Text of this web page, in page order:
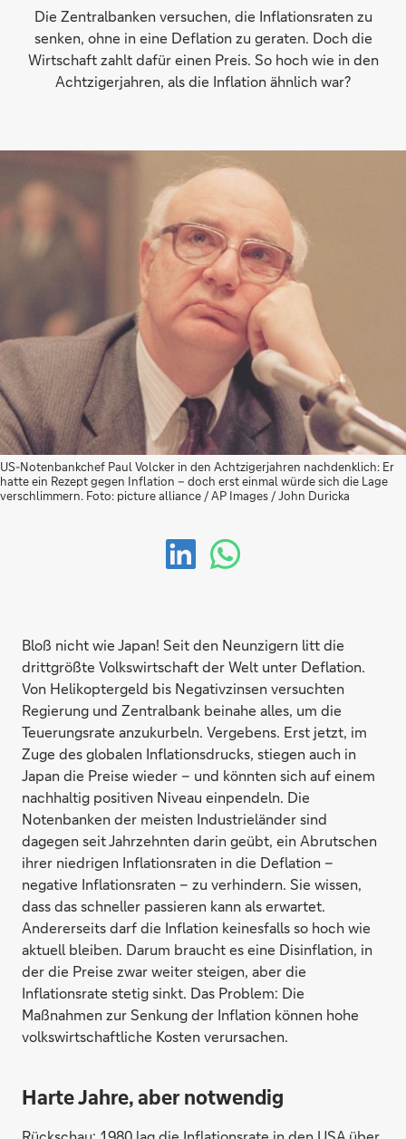
Die Zentralbanken versuchen, die Inflationsraten zu
senken, ohne in eine Deflation zu geraten. Doch die
Wirtschaft zahlt dafür einen Preis. So hoch wie in den
Achtzigerjahren, als die Inflation ähnlich war?
US-Notenbankchef Paul Volcker in den Achtzigerjahren nachdenklich: Er
hatte ein Rezept gegen Inflation – doch erst einmal würde sich die Lage
verschlimmern. Foto: picture alliance / AP Images / John Duricka
Bloß nicht wie Japan! Seit den Neunzigern litt die
drittgrößte Volkswirtschaft der Welt unter Deflation.
Von Helikoptergeld bis Negativzinsen versuchten
Regierung und Zentralbank beinahe alles, um die
Teuerungsrate anzukurbeln. Vergebens. Erst jetzt, im
Zuge des globalen Inflationsdrucks, stiegen auch in
Japan die Preise wieder – und könnten sich auf einem
nachhaltig positiven Niveau einpendeln. Die
Notenbanken der meisten Industrieländer sind
dagegen seit Jahrzehnten darin geübt, ein Abrutschen
ihrer niedrigen Inflationsraten in die Deflation –
negative Inflationsraten – zu verhindern. Sie wissen,
dass das schneller passieren kann als erwartet.
Andererseits darf die Inflation keinesfalls so hoch wie
aktuell bleiben. Darum braucht es eine Disinflation, in
der die Preise zwar weiter steigen, aber die
Inflationsrate stetig sinkt. Das Problem: Die
Maßnahmen zur Senkung der Inflation können hohe
volkswirtschaftliche Kosten verursachen.
Harte Jahre, aber notwendig